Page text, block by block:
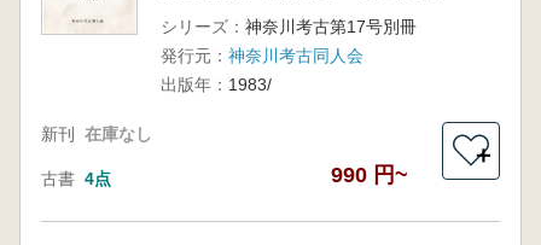
シリーズ： 神奈川考古第17号別冊
発行元： 神奈川考古同人会
出版年： 1983/
新刊 在庫なし
古書 4点 990 円~
＋